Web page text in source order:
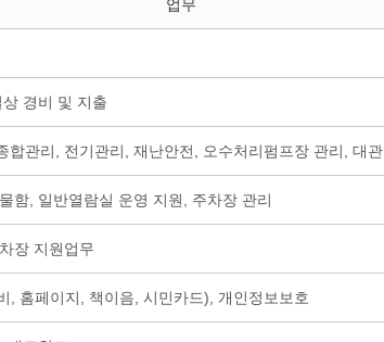
업무
경비 및 지출
합관리, 전기관리, 재난안전, 오수처리펌프장 관리, 대관
함, 일반열람실 운영 지원, 주차장 관리
장 지원업무
, 홈페이지, 책이음, 시민카드), 개인정보보호